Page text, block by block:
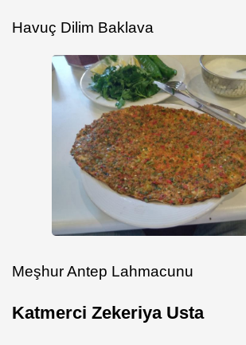
Havuç Dilim Baklava
Meşhur Antep Lahmacunu
Katmerci Zekeriya Usta